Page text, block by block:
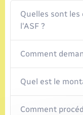
Quelles sont
l'ASF ?
Comment
Quel est le
Comment